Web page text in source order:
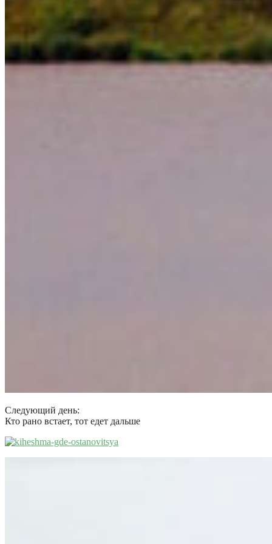
Следующий день:
Кто рано встает, тот едет дальше